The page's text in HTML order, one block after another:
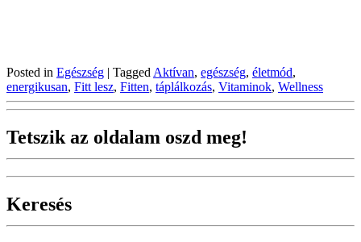
Posted in Egészség | Tagged Aktívan, egészség, életmód,
energikusan, Fitt lesz, Fitten, táplálkozás, Vitaminok, Wellness
Tetszik az oldalam oszd meg!
Keresés